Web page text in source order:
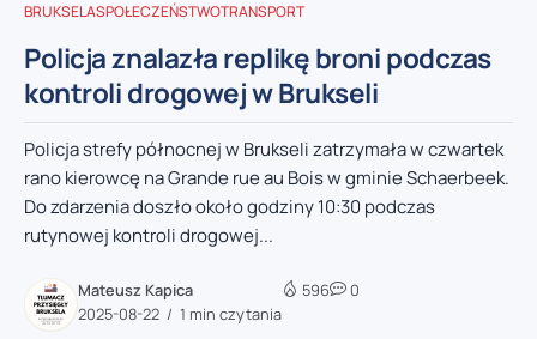
BRUKSELASPOŁECZEŃSTWOTRANSPORT
Policja znalazła replikę broni podczas
kontroli drogowej w Brukseli
Policja strefy północnej w Brukseli zatrzymała w czwartek
rano kierowcę na Grande rue au Bois w gminie Schaerbeek.
Do zdarzenia doszło około godziny 10:30 podczas
rutynowej kontroli drogowej...
Mateusz Kapica
2025-08-22
1 min czytania
596 0